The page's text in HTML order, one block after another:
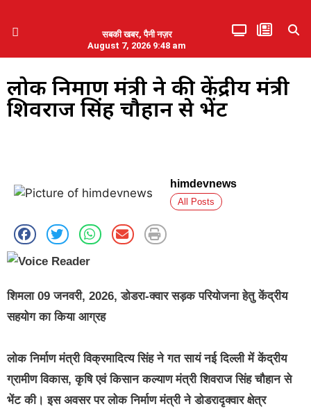
सबकी खबर, पैनी नज़र
August 7, 2026 9:48 am
लोक निर्माण मंत्री ने की केंद्रीय मंत्री
शिवराज सिंह चौहान से भेंट
himdevnews
All Posts
शिमला 09 जनवरी, 2026, डोडरा-क्वार सड़क परियोजना हेतु केंद्रीय
सहयोग का किया आग्रह
लोक निर्माण मंत्री विक्रमादित्य सिंह ने गत सायं नई दिल्ली में केंद्रीय
ग्रामीण विकास, कृषि एवं किसान कल्याण मंत्री शिवराज सिंह चौहान से
भेंट की। इस अवसर पर लोक निर्माण मंत्री ने डोडरादृक्वार क्षेत्र